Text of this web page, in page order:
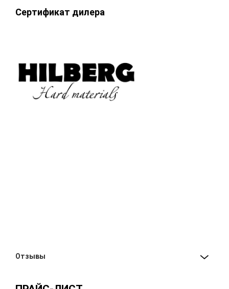
Сертификат дилера
Отзывы